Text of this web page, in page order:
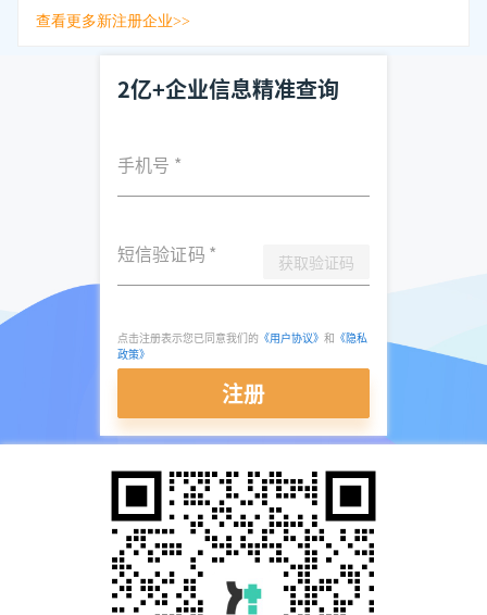
查看更多新注册企业>>
2亿+企业信息精准查询
手机号 *
短信验证码 * 获取验证码
点击注册表示您已同意我们的 《用户协议》 和 《隐私
政策》
注册